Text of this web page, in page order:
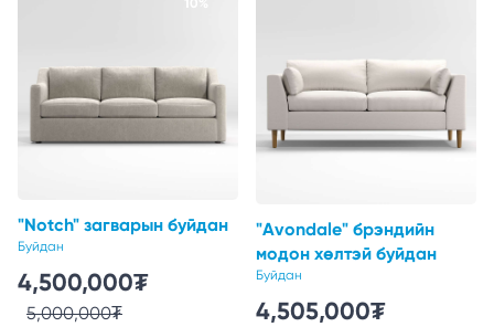
"Notch" загварын буйдан
Буйдан
4,500,000₮
5,000,000₮
"Avondale" брэндийн
модон хөлтэй буйдан
Буйдан
4,505,000₮